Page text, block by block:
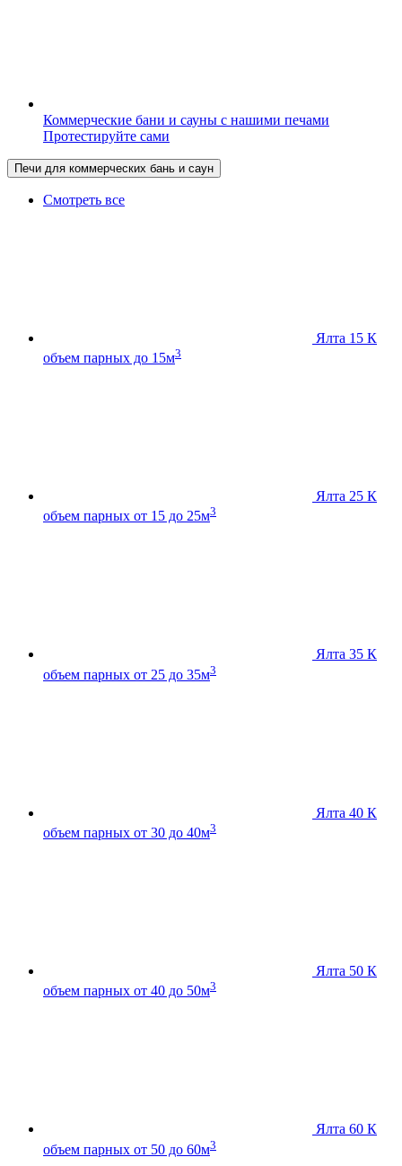
Коммерческие бани и сауны с нашими печами
Протестируйте сами
Печи для коммерческих бань и саун
Смотреть все
Ялта 15 К
объем парных до 15м3
Ялта 25 К
объем парных от 15 до 25м3
Ялта 35 К
объем парных от 25 до 35м3
Ялта 40 К
объем парных от 30 до 40м3
Ялта 50 К
объем парных от 40 до 50м3
Ялта 60 К
объем парных от 50 до 60м3